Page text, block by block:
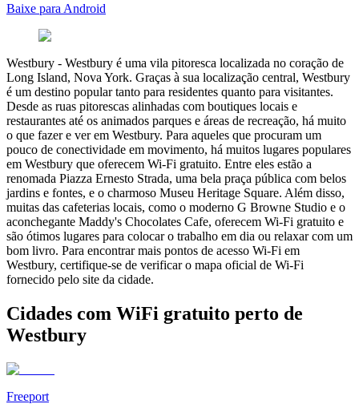
Baixe para Android
Westbury - Westbury é uma vila pitoresca localizada no coração de
Long Island, Nova York. Graças à sua localização central, Westbury
é um destino popular tanto para residentes quanto para visitantes.
Desde as ruas pitorescas alinhadas com boutiques locais e
restaurantes até os animados parques e áreas de recreação, há muito
o que fazer e ver em Westbury. Para aqueles que procuram um
pouco de conectividade em movimento, há muitos lugares populares
em Westbury que oferecem Wi-Fi gratuito. Entre eles estão a
renomada Piazza Ernesto Strada, uma bela praça pública com belos
jardins e fontes, e o charmoso Museu Heritage Square. Além disso,
muitas das cafeterias locais, como o moderno G Browne Studio e o
aconchegante Maddy's Chocolates Cafe, oferecem Wi-Fi gratuito e
são ótimos lugares para colocar o trabalho em dia ou relaxar com um
bom livro. Para encontrar mais pontos de acesso Wi-Fi em
Westbury, certifique-se de verificar o mapa oficial de Wi-Fi
fornecido pelo site da cidade.
Cidades com WiFi gratuito perto de
Westbury
Freeport